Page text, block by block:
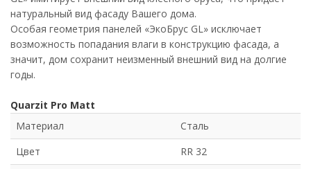
натуральный вид фасаду Вашего дома.
Особая геометрия панелей «ЭкоБрус GL» исключает
возможность попадания влаги в конструкцию фасада, а
значит, дом сохранит неизменный внешний вид на долгие
годы.
Quarzit Pro Matt
Материал
Сталь
Цвет
RR 32